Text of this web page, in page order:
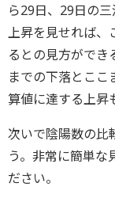
ら29日、29日の
上昇を見せれば、
るとの見方ができ
までの下落とここ
算値に達する上昇
次いで陰陽数の比
う。非常に簡単な
ださい。